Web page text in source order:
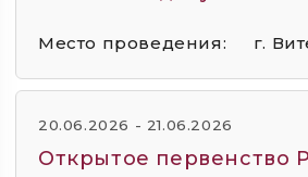
Место проведения: г.
20.06.2026 - 21.06.2026
Открытое первенство